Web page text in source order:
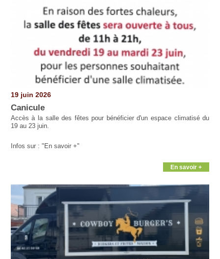
19 juin 2026
Canicule
Accès à la salle des fêtes pour bénéficier d'un espace climatisé du
19 au 23 juin.
Infos sur : "En savoir +"
En savoir +